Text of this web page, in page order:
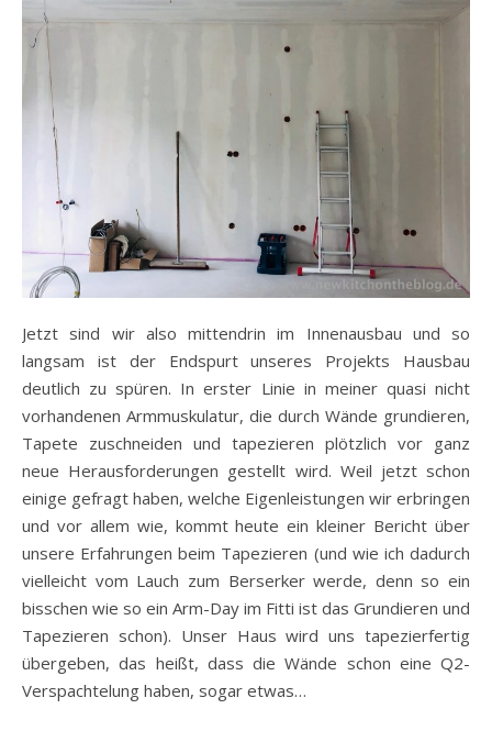
Jetzt sind wir also mittendrin im Innenausbau und so
langsam ist der Endspurt unseres Projekts Hausbau
deutlich zu spüren. In erster Linie in meiner quasi nicht
vorhandenen Armmuskulatur, die durch Wände grundieren,
Tapete zuschneiden und tapezieren plötzlich vor ganz
neue Herausforderungen gestellt wird. Weil jetzt schon
einige gefragt haben, welche Eigenleistungen wir erbringen
und vor allem wie, kommt heute ein kleiner Bericht über
unsere Erfahrungen beim Tapezieren (und wie ich dadurch
vielleicht vom Lauch zum Berserker werde, denn so ein
bisschen wie so ein Arm-Day im Fitti ist das Grundieren und
Tapezieren schon). Unser Haus wird uns tapezierfertig
übergeben, das heißt, dass die Wände schon eine Q2-
Verspachtelung haben, sogar etwas…